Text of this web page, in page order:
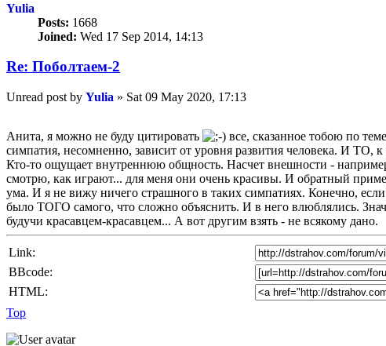
Yulia
Posts: 1668
Joined: Wed 17 Sep 2014, 14:13
Re: Поболтаем-2
Unread post by Yulia » Sat 09 May 2020, 17:13
Анита, я можно не буду цитировать все, сказанное тобою по
симпатия, несомненно, зависит от уровня развития человека. И ТО,
Кто-то ощущает внутреннюю общность. Насчет внешности -
смотрю, как играют... для меня они очень красивы. И обратный
ума. И я не вижу ничего страшного в таких симпатиях. Конечно,
было ТОГО самого, что сложно объяснить. И в него влюблялись.
будучи красавцем-красавцем... А вот другим взять - не всякому дано.
Link:
BBcode:
HTML:
Top